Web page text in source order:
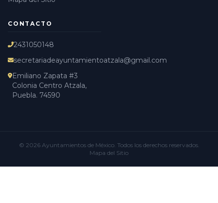
CONTACTO
2431050148
secretariadeayuntamientoatzala@gmail.com
Emiliano Zapata #3
Colonia Centro Atzala,
Puebla. 74590
© 2026 Ayuntamientos de México. Todos los derechos reservados.
Mapa del Sitio